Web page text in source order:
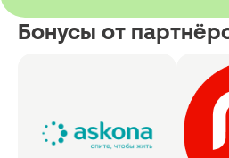
Бонусы от